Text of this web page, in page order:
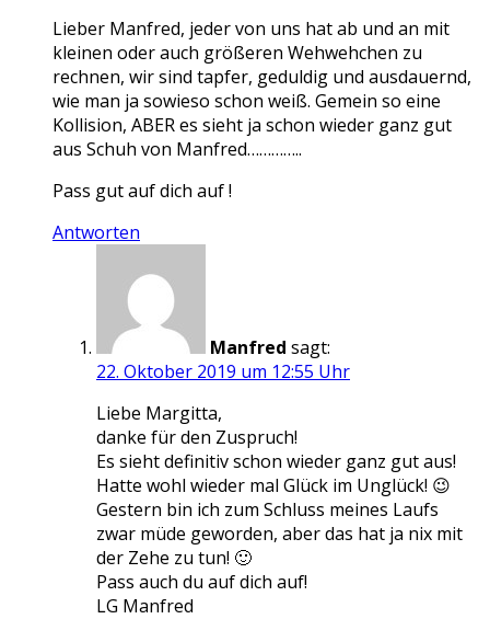
Lieber Manfred, jeder von uns hat ab und an mit
kleinen oder auch größeren Wehwehchen zu
rechnen, wir sind tapfer, geduldig und ausdauernd,
wie man ja sowieso schon weiß. Gemein so eine
Kollision, ABER es sieht ja schon wieder ganz gut
aus Schuh von Manfred…………..
Pass gut auf dich auf !
Antworten
Manfred sagt:
22. Oktober 2019 um 12:55 Uhr
Liebe Margitta,
danke für den Zuspruch!
Es sieht definitiv schon wieder ganz gut aus!
Hatte wohl wieder mal Glück im Unglück! 😉
Gestern bin ich zum Schluss meines Laufs
zwar müde geworden, aber das hat ja nix mit
der Zehe zu tun! 🙂
Pass auch du auf dich auf!
LG Manfred